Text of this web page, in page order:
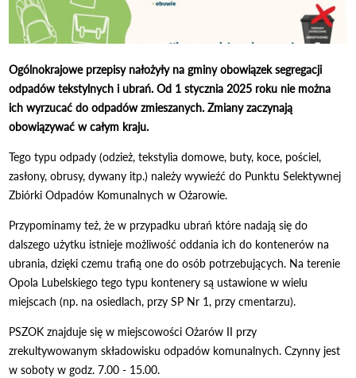
Ogólnokrajowe przepisy nałożyły na gminy obowiązek segregacji
odpadów tekstylnych i ubrań. Od 1 stycznia 2025 roku nie można
ich wyrzucać do odpadów zmieszanych. Zmiany zaczynają
obowiązywać w całym kraju.
Tego typu odpady (odzież, tekstylia domowe, buty, koce, pościel,
zasłony, obrusy, dywany itp.) należy wywieźć do Punktu Selektywnej
Zbiórki Odpadów Komunalnych w Ożarowie.
Przypominamy też, że w przypadku ubrań które nadają się do
dalszego użytku istnieje możliwość oddania ich do kontenerów na
ubrania, dzięki czemu trafią one do osób potrzebujących. Na terenie
Opola Lubelskiego tego typu kontenery są ustawione w wielu
miejscach (np. na osiedlach, przy SP Nr 1, przy cmentarzu).
PSZOK znajduje się w miejscowości Ożarów II przy
zrekultywowanym składowisku odpadów komunalnych. Czynny jest
w soboty w godz. 7.00 - 15.00.